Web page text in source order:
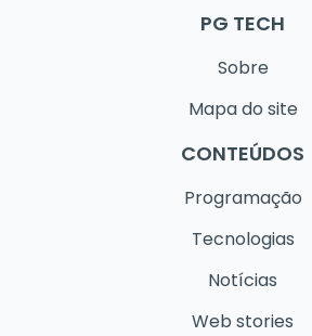
PG TECH
Sobre
Mapa do site
CONTEÚDOS
Programação
Tecnologias
Notícias
Web stories